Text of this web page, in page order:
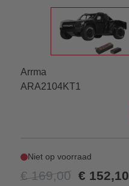
Arrma
ARA2104KT1
Niet op voorraad
€ 169,00 € 152,10